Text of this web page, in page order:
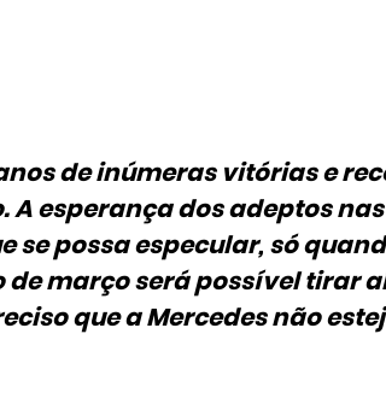
de inúmeras vitórias e
A esperança dos adeptos
se possa especular, só
março será possível tirar
que a Mercedes não